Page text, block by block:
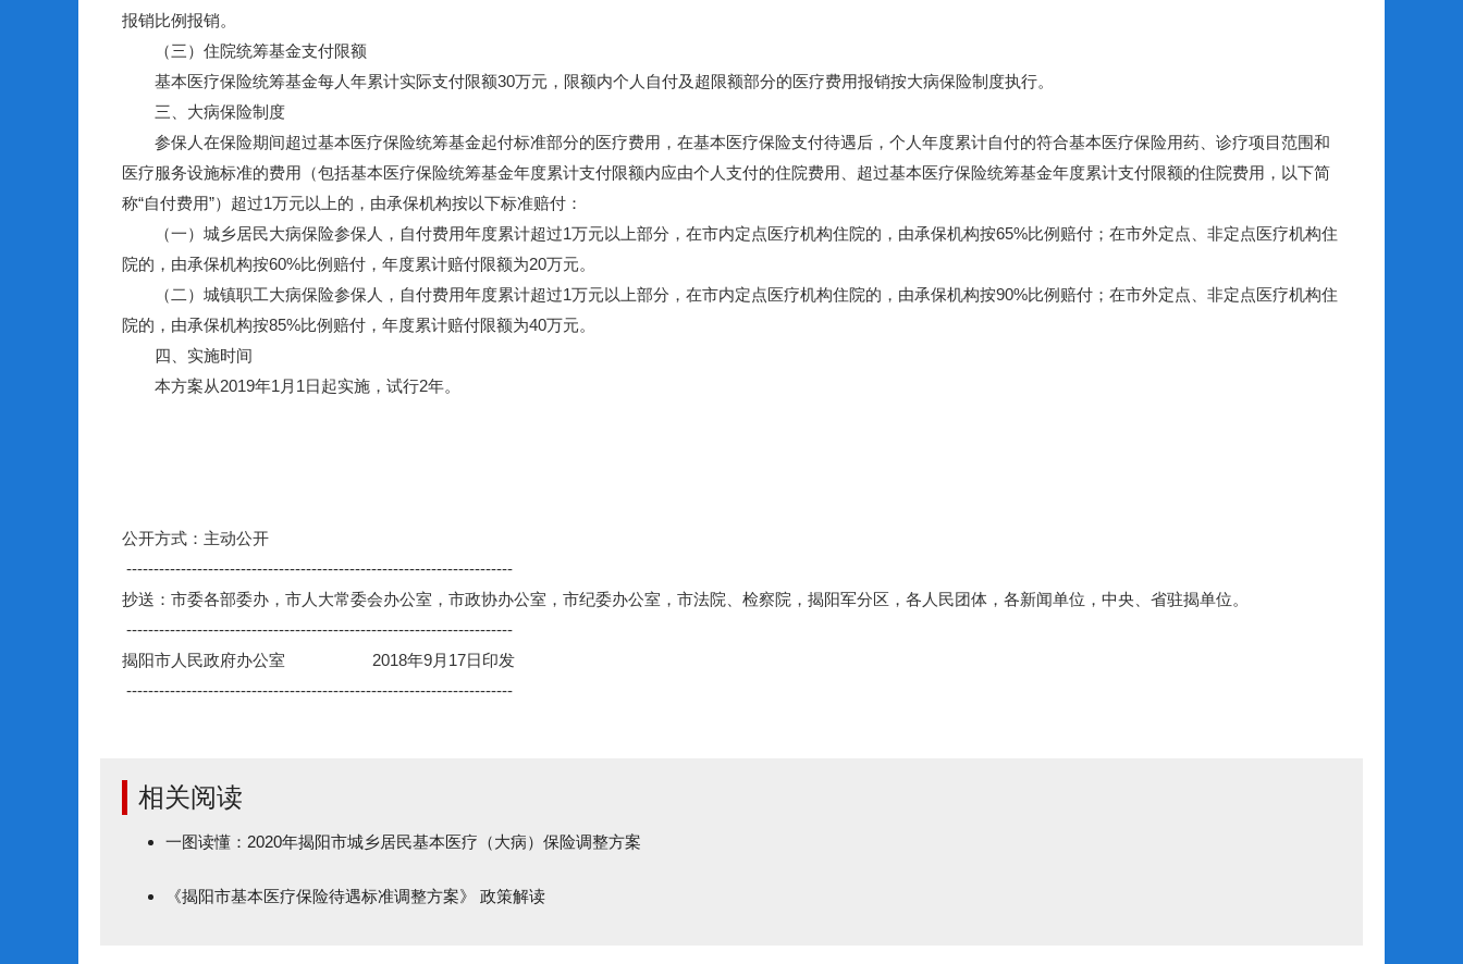
报销比例报销。
（三）住院统筹基金支付限额
基本医疗保险统筹基金每人年累计实际支付限额30万元，限额内个人自付及超限额部分的医疗费用报销按大病保险制度执行。
三、大病保险制度
参保人在保险期间超过基本医疗保险统筹基金起付标准部分的医疗费用，在基本医疗保险支付待遇后，个人年度累计自付的符合基本医疗保险用药、诊疗项目范围和
医疗服务设施标准的费用（包括基本医疗保险统筹基金年度累计支付限额内应由个人支付的住院费用、超过基本医疗保险统筹基金年度累计支付限额的住院费用，以下简
称“自付费用”）超过1万元以上的，由承保机构按以下标准赔付：
（一）城乡居民大病保险参保人，自付费用年度累计超过1万元以上部分，在市内定点医疗机构住院的，由承保机构按65%比例赔付；在市外定点、非定点医疗机构住
院的，由承保机构按60%比例赔付，年度累计赔付限额为20万元。
（二）城镇职工大病保险参保人，自付费用年度累计超过1万元以上部分，在市内定点医疗机构住院的，由承保机构按90%比例赔付；在市外定点、非定点医疗机构住
院的，由承保机构按85%比例赔付，年度累计赔付限额为40万元。
四、实施时间
本方案从2019年1月1日起实施，试行2年。
公开方式：主动公开
-----------------------------------------------------------------------
抄送：市委各部委办，市人大常委会办公室，市政协办公室，市纪委办公室，市法院、检察院，揭阳军分区，各人民团体，各新闻单位，中央、省驻揭单位。
-----------------------------------------------------------------------
揭阳市人民政府办公室 2018年9月17日印发
-----------------------------------------------------------------------
相关阅读
一图读懂：2020年揭阳市城乡居民基本医疗（大病）保险调整方案
《揭阳市基本医疗保险待遇标准调整方案》 政策解读